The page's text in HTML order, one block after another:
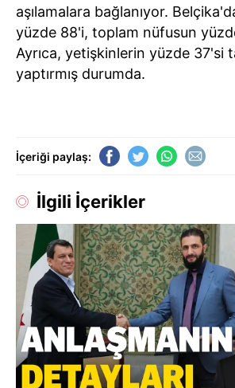
aşılamalara bağlanıyor.
yüzde 88'i, toplam nüfusun yüzde
Ayrıca, yetişkinlerin yüzde 37'si
yaptırmış durumda.
İçeriği paylaş:
İlgili İçerikler